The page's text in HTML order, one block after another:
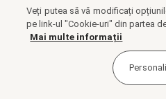
Veți putea să vă modificați
pe link-ul "Cookie-uri" din partea
Mai multe informații